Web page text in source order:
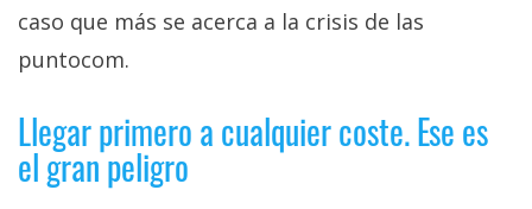
caso que más se acerca a la crisis de las
puntocom.
Llegar primero a cualquier coste. Ese es
el gran peligro